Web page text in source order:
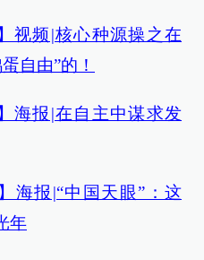
视频|核心种源操之在
自由”的！
海报|在自主中谋求发
海报|“中国天眼”：这
年